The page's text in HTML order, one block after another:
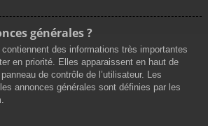
générales ?
contiennent des informations très importantes
en priorité. Elles apparaissent en haut de
de contrôle de l’utilisateur. Les
annonces générales sont définies par les